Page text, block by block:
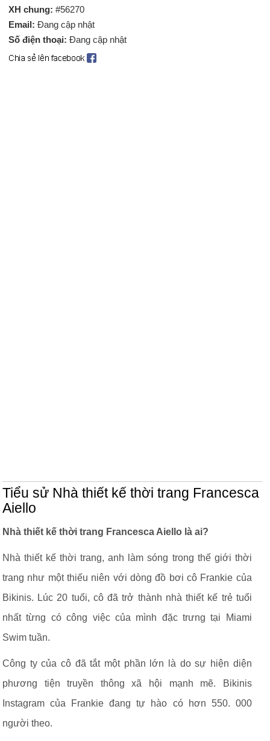
XH chung: #56270
Email: Đang cập nhật
Số điện thoại: Đang cập nhật
Tiểu sử Nhà thiết kế thời trang Francesca
Aiello
Nhà thiết kế thời trang Francesca Aiello là ai?
Nhà thiết kế thời trang, anh làm sóng trong thế giới thời
trang như một thiếu niên với dòng đồ bơi cô Frankie của
Bikinis. Lúc 20 tuổi, cô đã trở thành nhà thiết kế trẻ tuổi
nhất từng có công việc của mình đặc trưng tại Miami
Swim tuần.
Công ty của cô đã tắt một phần lớn là do sự hiện diện
phương tiện truyền thông xã hội mạnh mẽ. Bikinis
Instagram của Frankie đang tự hào có hơn 550. 000
người theo.